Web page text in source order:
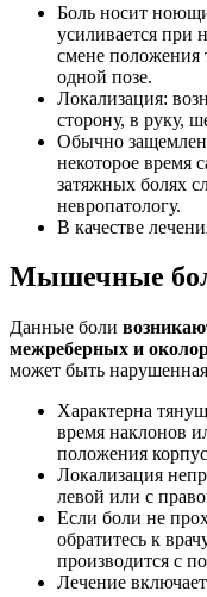
Боль носит
усиливается при
смене положения
одной позе.
Локализация:
сторону, в руку,
Обычно
некоторое время
затяжных болях
невропатологу.
В качестве
Мышечные
Данные боли
межреберных и
может быть
Характерна
время наклонов
положения
Локализация
левой или с
Если боли не
обратитесь к
производится с
Лечение